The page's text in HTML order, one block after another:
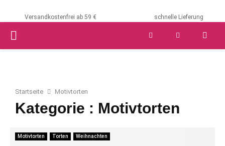
Versandkostenfrei ab 59 € schnelle Lieferung
PRIMARY
Startseite Motivtorten
Kategorie : Motivtorten
Motivtorten Torten Weihnachten